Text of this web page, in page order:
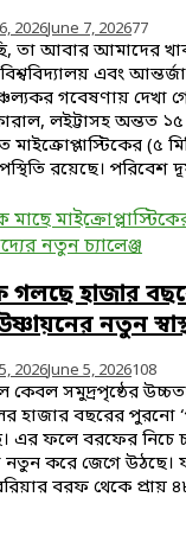
2026June 7, 202677
তা আবার আমাদের
এবং
গবেষণায় দেখা
লইট্টাসহ অন্তত ১৫
মাইক্রোপ্লাস্টিকের (৫
রয়েছে। পরিবেশ
মাছে
নতুন চ্যালেঞ্জ
গলছে হাজার
নতুন
2026June 5, 2026108
সমুদ্রপৃষ্ঠের
হাজার বছরের পুরনো
এর ফলে বরফের নিচে
করে জেগে উঠছে।
বরফ থেকে প্রায়